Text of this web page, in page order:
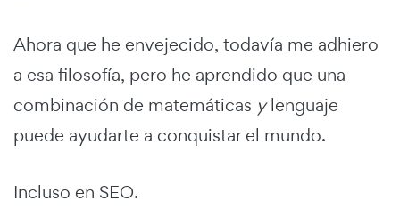
Ahora que he envejecido, todavía me adhiero
a esa filosofía, pero he aprendido que una
combinación de matemáticas ylenguaje
puede ayudarte a conquistar el mundo.
Incluso en SEO.